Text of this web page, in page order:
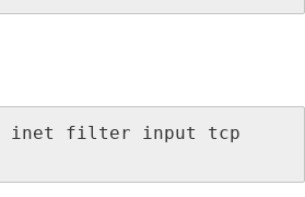
inet filter input tcp